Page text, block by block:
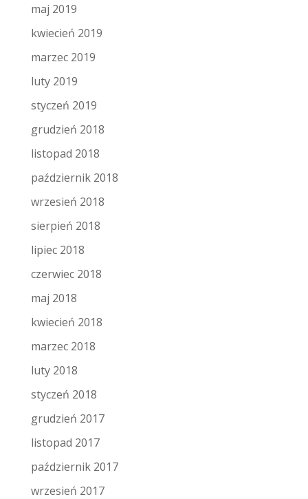
maj 2019
kwiecień 2019
marzec 2019
luty 2019
styczeń 2019
grudzień 2018
listopad 2018
październik 2018
wrzesień 2018
sierpień 2018
lipiec 2018
czerwiec 2018
maj 2018
kwiecień 2018
marzec 2018
luty 2018
styczeń 2018
grudzień 2017
listopad 2017
październik 2017
wrzesień 2017